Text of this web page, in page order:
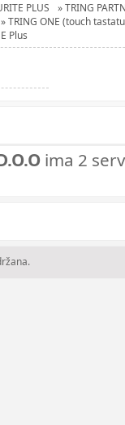
PLUS
» TRING
» TRING ONE (touch
Plus
ima 2